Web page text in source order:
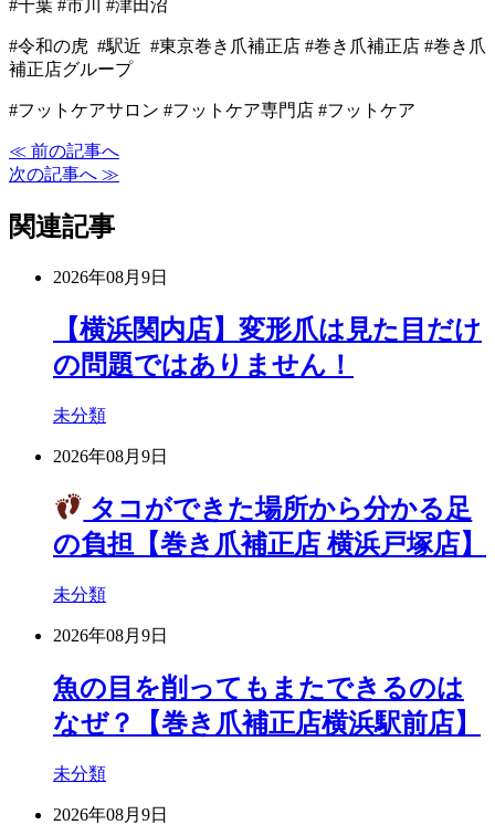
#千葉 #市川 #津田沼
#令和の虎 #駅近 #東京巻き爪補正店 #巻き爪補正店 #巻き爪
補正店グループ
#フットケアサロン #フットケア専門店 #フットケア
≪ 前の記事へ
次の記事へ ≫
関連記事
2026年08月9日
【横浜関内店】変形爪は見た目だけ
の問題ではありません！
未分類
2026年08月9日
タコができた場所から分かる足
の負担【巻き爪補正店 横浜戸塚店】
未分類
2026年08月9日
魚の目を削ってもまたできるのは
なぜ？【巻き爪補正店横浜駅前店】
未分類
2026年08月9日